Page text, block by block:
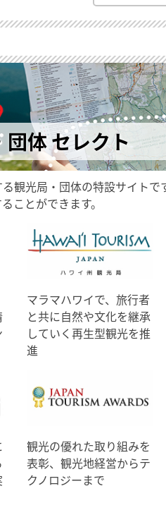
体 セレクト
観光局・団体の特設サイト
ことができます。
マラマハワイで、旅行者
と共に自然や文化を継承
していく再生型観光を推
進
観光の優れた取り組みを
表彰、観光地経営からテ
クノロジーまで